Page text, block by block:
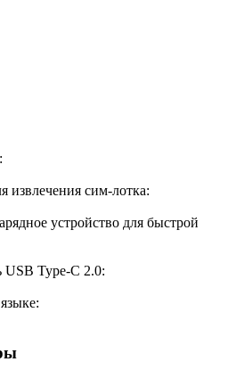
извлечения сим-лотка:
устройство для быстрой
USB Type-C 2.0: